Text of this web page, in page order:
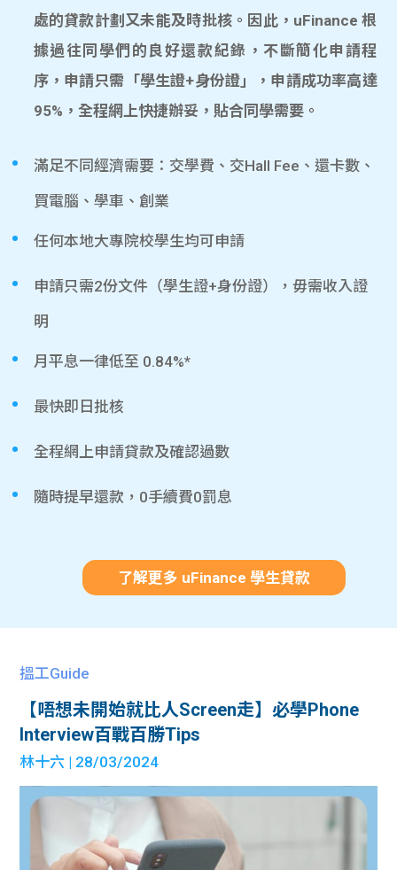
處的貸款計劃又未能及時批核。因此，uFinance 根
據過往同學們的良好還款紀錄，不斷簡化申請程
序，申請只需「學生證+身份證」，申請成功率高達
95%，全程網上快捷辦妥，貼合同學需要。
滿足不同經濟需要：交學費、交Hall Fee、還卡數、
買電腦、學車、創業
任何本地大專院校學生均可申請
申請只需2份文件（學生證+身份證），毋需收入證
明
月平息一律低至 0.84%*
最快即日批核
全程網上申請貸款及確認過數
隨時提早還款，0手續費0罰息
了解更多 uFinance 學生貸款
搵工Guide
【唔想未開始就比人Screen走】必學Phone
Interview百戰百勝Tips
林十六 | 28/03/2024